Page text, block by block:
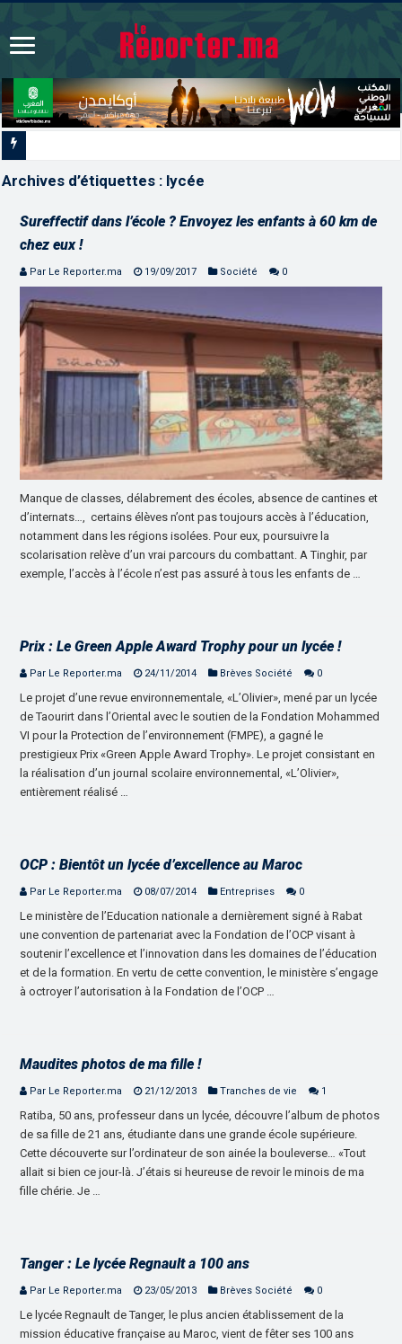
Archives d’étiquettes : lycée
Sureffectif dans l’école ? Envoyez les enfants à 60 km de
chez eux !
Par Le Reporter.ma 19/09/2017 Société 0
Manque de classes, délabrement des écoles, absence de cantines et
d’internats…, certains élèves n’ont pas toujours accès à l’éducation,
notamment dans les régions isolées. Pour eux, poursuivre la
scolarisation relève d’un vrai parcours du combattant. A Tinghir, par
exemple, l’accès à l’école n’est pas assuré à tous les enfants de …
Prix : Le Green Apple Award Trophy pour un lycée !
Par Le Reporter.ma 24/11/2014 Brèves Société 0
Le projet d’une revue environnementale, «L’Olivier», mené par un lycée
de Taourirt dans l’Oriental avec le soutien de la Fondation Mohammed
VI pour la Protection de l’environnement (FMPE), a gagné le
prestigieux Prix «Green Apple Award Trophy». Le projet consistant en
la réalisation d’un journal scolaire environnemental, «L’Olivier»,
entièrement réalisé …
OCP : Bientôt un lycée d’excellence au Maroc
Par Le Reporter.ma 08/07/2014 Entreprises 0
Le ministère de l’Education nationale a dernièrement signé à Rabat
une convention de partenariat avec la Fondation de l’OCP visant à
soutenir l’excellence et l’innovation dans les domaines de l’éducation
et de la formation. En vertu de cette convention, le ministère s’engage
à octroyer l’autorisation à la Fondation de l’OCP …
Maudites photos de ma fille !
Par Le Reporter.ma 21/12/2013 Tranches de vie 1
Ratiba, 50 ans, professeur dans un lycée, découvre l’album de photos
de sa fille de 21 ans, étudiante dans une grande école supérieure.
Cette découverte sur l’ordinateur de son ainée la bouleverse… «Tout
allait si bien ce jour-là. J’étais si heureuse de revoir le minois de ma
fille chérie. Je …
Tanger : Le lycée Regnault a 100 ans
Par Le Reporter.ma 23/05/2013 Brèves Société 0
Le lycée Regnault de Tanger, le plus ancien établissement de la
mission éducative française au Maroc, vient de fêter ses 100 ans